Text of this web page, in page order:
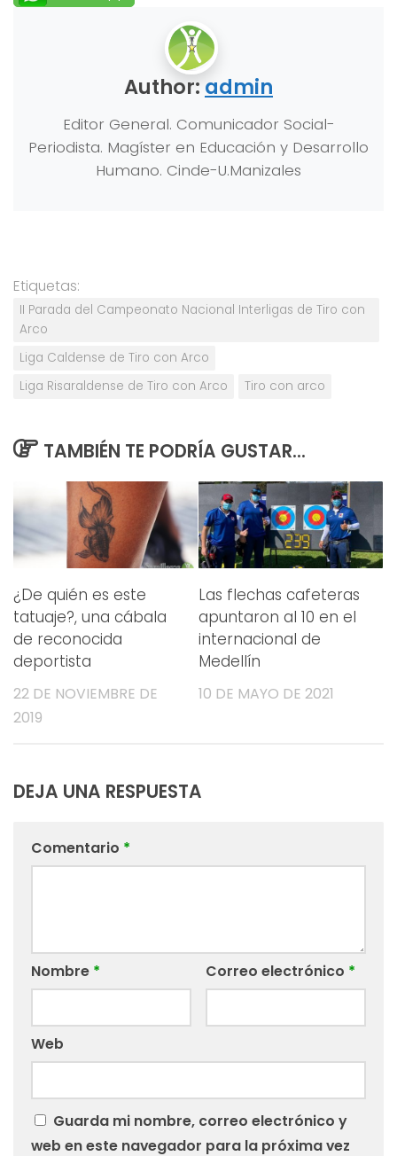
Author:admin
Editor General. Comunicador Social-
Periodista. Magíster en Educación y Desarrollo
Humano. Cinde-U.Manizales
Etiquetas:
II Parada del Campeonato Nacional Interligas de Tiro con
Arco
Liga Caldense de Tiro con Arco
Liga Risaraldense de Tiro con Arco
Tiro con arco
TAMBIÉN TE PODRÍA GUSTAR...
¿De quién es este
tatuaje?, una cábala
de reconocida
deportista
22 DE NOVIEMBRE DE
2019
Las flechas cafeteras
apuntaron al 10 en el
internacional de
Medellín
10 DE MAYO DE 2021
DEJA UNA RESPUESTA
Comentario *
Nombre * Correo electrónico *
Web
Guarda mi nombre, correo electrónico y
web en este navegador para la próxima vez